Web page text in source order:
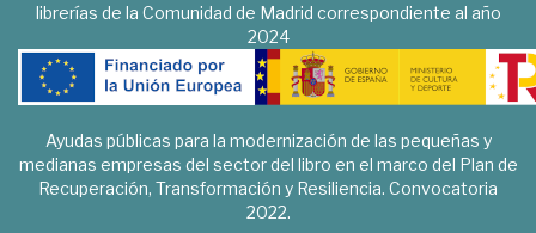
librerías de la Comunidad de Madrid correspondiente al año
2024
Ayudas públicas para la modernización de las pequeñas y
medianas empresas del sector del libro en el marco del Plan de
Recuperación, Transformación y Resiliencia. Convocatoria
2022.